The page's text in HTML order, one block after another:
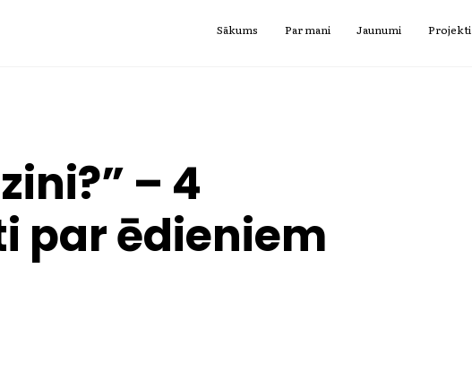
Sākums Par mani Jaunumi Projekti
– 4
par ēdieniem